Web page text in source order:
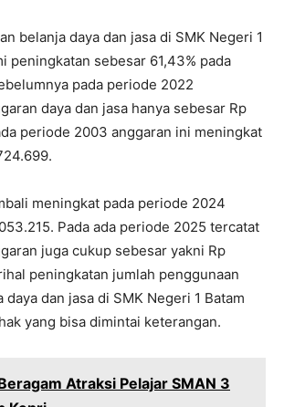
belanja daya dan jasa di SMK Negeri 1
peningkatan sebesar 61,43% pada
pada periode 2022
daya dan jasa hanya sebesar Rp
periode 2003 anggaran ini meningkat
meningkat pada periode 2024
Pada ada periode 2025 tercatat
juga cukup sebesar yakni Rp
peningkatan jumlah penggunaan
daya dan jasa di SMK Negeri 1 Batam
yang bisa dimintai keterangan.
Atraksi Pelajar SMAN 3